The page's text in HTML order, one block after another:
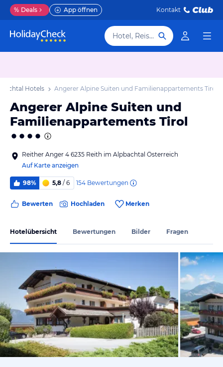
% Deals App öffnen Kontakt
Hotel, Reiseziel
Hotels Angerer Alpine Suiten und Familienappartements Tirol
Angerer Alpine Suiten und
Familienappartements Tirol
Reither Anger 4 6235 Reith im Alpbachtal Österreich
Auf Karte anzeigen
98% 5,8 / 6 154 Bewertungen
Bewerten Hochladen Merken
Hotelübersicht Bewertungen Bilder Fragen
vom